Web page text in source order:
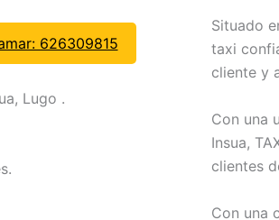
626309815
Lugo .
Situado
taxi
cliente y
Con una
Insua,
clientes
Con una